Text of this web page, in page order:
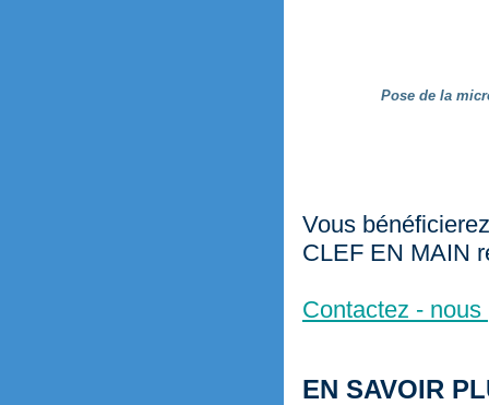
Pose de la
Vous
CLEF EN MAIN
Contactez - nous
EN SAVOIR